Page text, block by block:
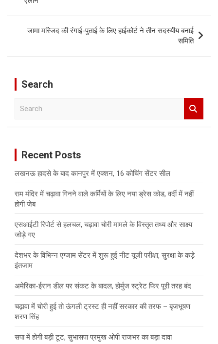
जामा मस्जिद की रंगाई-पुताई के लिए हाईकोर्ट ने तीन सदस्यीय बनाई
समिति
Search
Recent Posts
लखनऊ हादसे के बाद कानपुर में एक्शन, 16 कोचिंग सेंटर सील
राम मंदिर में चढ़ावा गिनने वाले कर्मियों के लिए नया ड्रेस कोड, वर्दी में नहीं
होगी जेब
एसआईटी रिपोर्ट से हलचल, चढ़ावा चोरी मामले के विस्तृत तथ्य और साक्ष्य
जोड़े गए
देशभर के विभिन्न एग्जाम सेंटर में शुरू हुई नीट यूजी परीक्षा, सुरक्षा के कड़े
इंतजाम
अमेरिका-ईरान डील पर संकट के बादल, होर्मुज स्ट्रेट फिर पूरी तरह बंद
चढ़ावा में चोरी हुई तो ऊंगली ट्रस्ट ही नहीं सरकार की तरफ – बृजभूषण
शरण सिंह
सपा में होगी बड़ी टूट, सुभासपा प्रमुख ओपी राजभर का बड़ा दावा